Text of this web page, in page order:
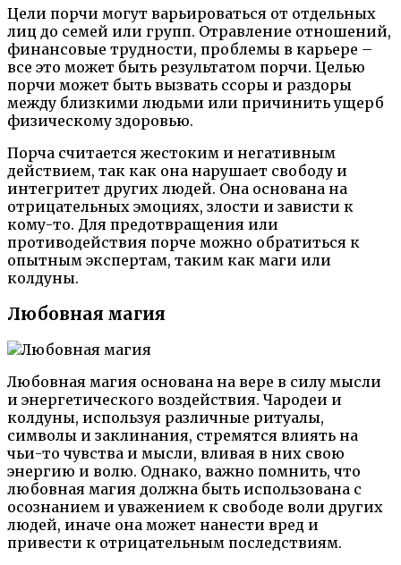
Цели порчи могут варьироваться от отдельных
лиц до семей или групп. Отравление отношений,
финансовые трудности, проблемы в карьере –
все это может быть результатом порчи. Целью
порчи может быть вызвать ссоры и раздоры
между близкими людьми или причинить ущерб
физическому здоровью.
Порча считается жестоким и негативным
действием, так как она нарушает свободу и
интегритет других людей. Она основана на
отрицательных эмоциях, злости и зависти к
кому-то. Для предотвращения или
противодействия порче можно обратиться к
опытным экспертам, таким как маги или
колдуны.
Любовная магия
Любовная магия основана на вере в силу мысли
и энергетического воздействия. Чародеи и
колдуны, используя различные ритуалы,
символы и заклинания, стремятся влиять на
чьи-то чувства и мысли, вливая в них свою
энергию и волю. Однако, важно помнить, что
любовная магия должна быть использована с
осознанием и уважением к свободе воли других
людей, иначе она может нанести вред и
привести к отрицательным последствиям.